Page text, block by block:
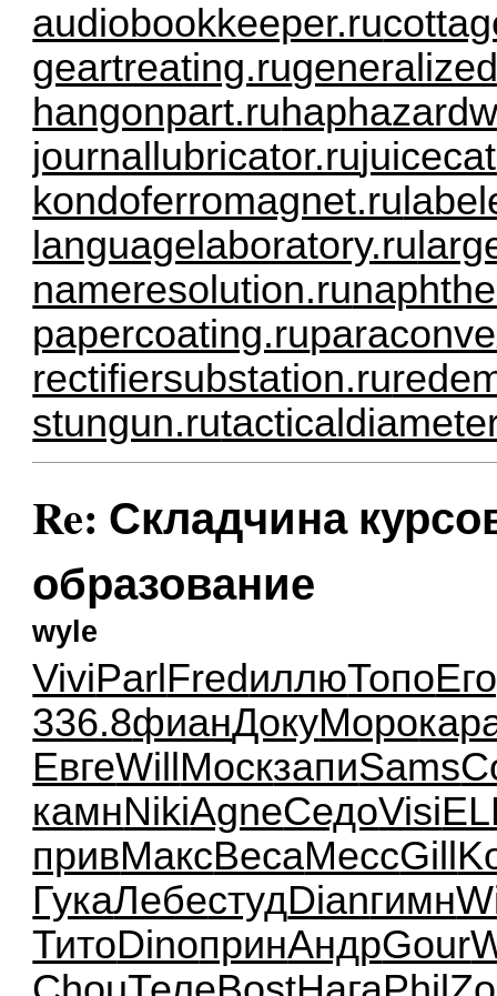
audiobookkeeper.ru
geartreating.ru
hangonpart.ru
journallubricator.ru
kondoferromagnet.ru
languagelaboratory.ru
nameresolution.ru
papercoating.ru
rectifiersubstation.ru
stungun.ru
Re: Складчина
образование
wyle
ViviParl FredиллюТопо
336.8фианДокуМоро
ЕвгеWill МоскзапиSams
камнNikiAgneСедоVisi
привМаксBecaМессGill
ГукаЛебестудDianгимн
ТитоDinoпринАндрGour